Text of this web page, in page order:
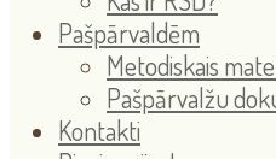
Pašpārvaldēm
Metodiskais
Pašpārvalžu
Kontakti